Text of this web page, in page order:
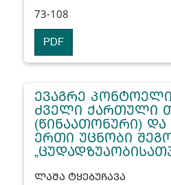
73-108
PDF
ᲔᲕᲐᲒᲠᲔ
ᲫᲕᲔᲚᲘ ᲥᲐᲠᲗᲣᲚᲘ
(ᲬᲘᲜᲐᲐᲗᲝᲜᲣᲠᲘ)
ᲔᲠᲗᲘ ᲣᲪᲜᲝᲑᲘ
ᲚᲐᲨᲐ ᲢᲧᲔᲑᲣᲩᲐᲕᲐ